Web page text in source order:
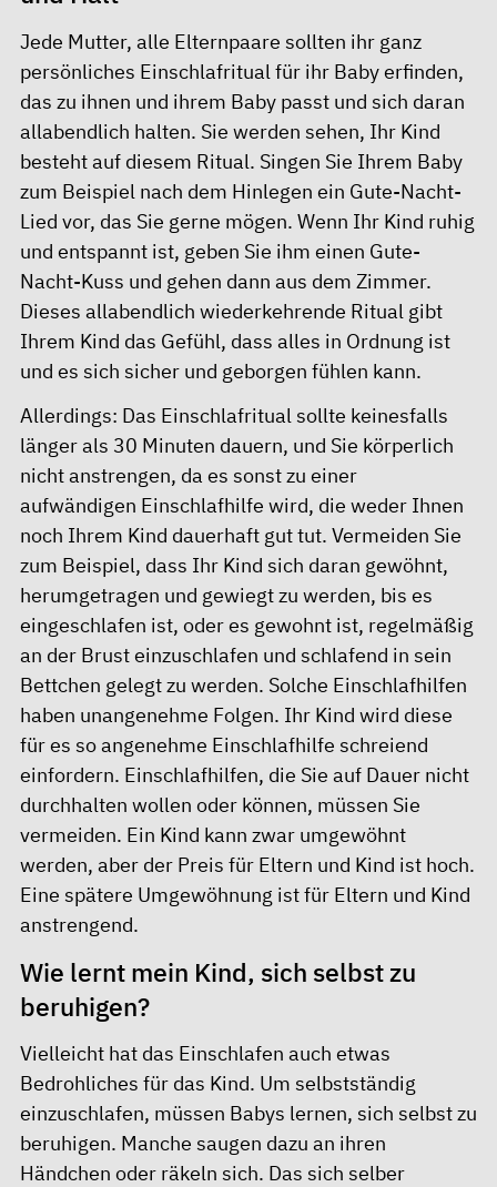
Jede Mutter, alle Elternpaare sollten ihr ganz
persönliches Einschlafritual für ihr Baby erfinden,
das zu ihnen und ihrem Baby passt und sich daran
allabendlich halten. Sie werden sehen, Ihr Kind
besteht auf diesem Ritual. Singen Sie Ihrem Baby
zum Beispiel nach dem Hinlegen ein Gute-Nacht-
Lied vor, das Sie gerne mögen. Wenn Ihr Kind ruhig
und entspannt ist, geben Sie ihm einen Gute-
Nacht-Kuss und gehen dann aus dem Zimmer.
Dieses allabendlich wiederkehrende Ritual gibt
Ihrem Kind das Gefühl, dass alles in Ordnung ist
und es sich sicher und geborgen fühlen kann.
Allerdings: Das Einschlafritual sollte keinesfalls
länger als 30 Minuten dauern, und Sie körperlich
nicht anstrengen, da es sonst zu einer
aufwändigen Einschlafhilfe wird, die weder Ihnen
noch Ihrem Kind dauerhaft gut tut. Vermeiden Sie
zum Beispiel, dass Ihr Kind sich daran gewöhnt,
herumgetragen und gewiegt zu werden, bis es
eingeschlafen ist, oder es gewohnt ist, regelmäßig
an der Brust einzuschlafen und schlafend in sein
Bettchen gelegt zu werden. Solche Einschlafhilfen
haben unangenehme Folgen. Ihr Kind wird diese
für es so angenehme Einschlafhilfe schreiend
einfordern. Einschlafhilfen, die Sie auf Dauer nicht
durchhalten wollen oder können, müssen Sie
vermeiden. Ein Kind kann zwar umgewöhnt
werden, aber der Preis für Eltern und Kind ist hoch.
Eine spätere Umgewöhnung ist für Eltern und Kind
anstrengend.
Wie lernt mein Kind, sich selbst zu
beruhigen?
Vielleicht hat das Einschlafen auch etwas
Bedrohliches für das Kind. Um selbstständig
einzuschlafen, müssen Babys lernen, sich selbst zu
beruhigen. Manche saugen dazu an ihren
Händchen oder räkeln sich. Das sich selber